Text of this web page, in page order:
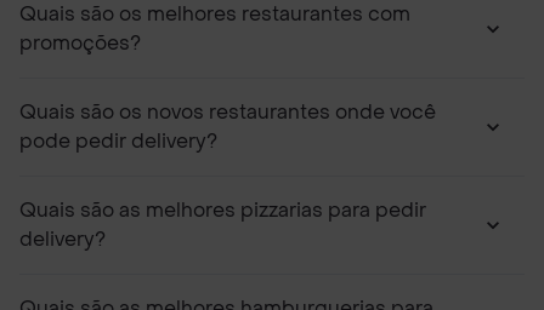
Quais são os melhores restaurantes com
promoções?
Quais são os novos restaurantes onde você
pode pedir delivery?
Quais são as melhores pizzarias para pedir
delivery?